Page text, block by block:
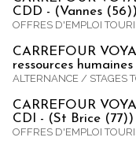
CDD - (Vannes (56))
OFFRES D'EMPLOI
CARREFOUR
ressources
ALTERNANCE / STAGES
CARREFOUR
CDI - (St Brice (77))
OFFRES D'EMPLOI